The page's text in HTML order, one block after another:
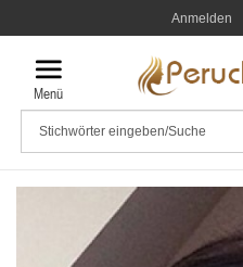
Anmelden